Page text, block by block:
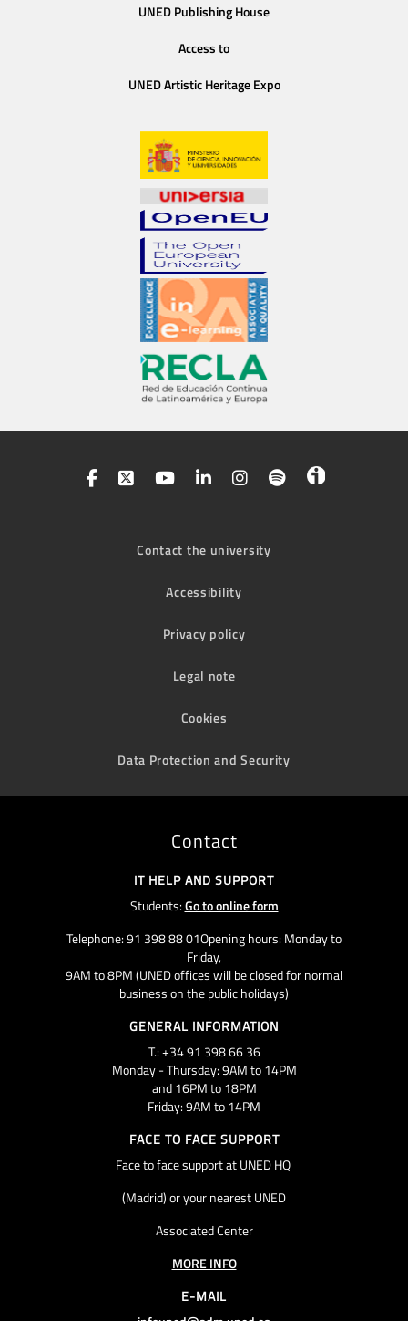
UNED Publishing House
Access to
UNED Artistic Heritage Expo
Contact the university
Accessibility
Privacy policy
Legal note
Cookies
Data Protection and Security
Contact
IT HELP AND SUPPORT
Students:Go to online form
Telephone: 91 398 88 01Opening hours: Monday to
Friday,
9AM to 8PM (UNED offices will be closed for normal
business on the public holidays)
GENERAL INFORMATION
T.: +34 91 398 66 36
Monday - Thursday: 9AM to 14PM
and 16PM to 18PM
Friday: 9AM to 14PM
FACE TO FACE SUPPORT
Face to face support at UNED HQ
(Madrid) or your nearest UNED
Associated Center
MORE INFO
E-MAIL